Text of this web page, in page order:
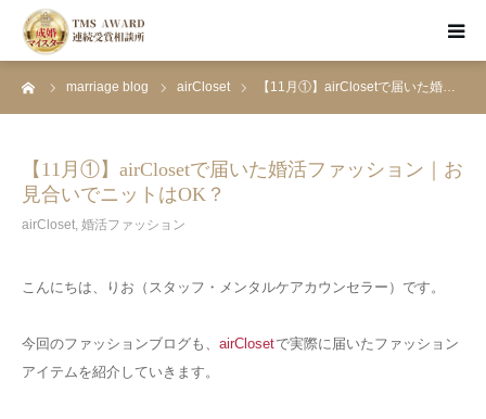
marriage blog airCloset 【11月①】airClosetで届いた婚…
【11月①】airClosetで届いた婚活ファッション｜お
見合いでニットはOK？
airCloset, 婚活ファッション
こんにちは、りお（スタッフ・メンタルケアカウンセラー）です。
今回のファッションブログも、 airClosetで実際に届いたファッション
アイテムを紹介していきます。
HOME
資料請求・面談予約
成婚者のSTORY
婚活ブログ